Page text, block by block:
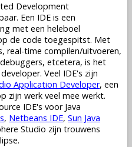
Development
Een IDE is een
met een heleboel
de code toegespitst. Met
real-time compilen/uitvoeren,
etcetera, is het
Veel IDE's zijn
Application Developer, een
zijn werk veel mee werkt.
IDE's voor Java
, Netbeans IDE, Sun Java
Studio zijn trouwens